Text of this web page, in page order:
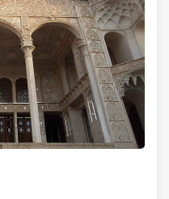
تور چابهار
تور مرداب هسل
تور کاشان
تور اصفهان